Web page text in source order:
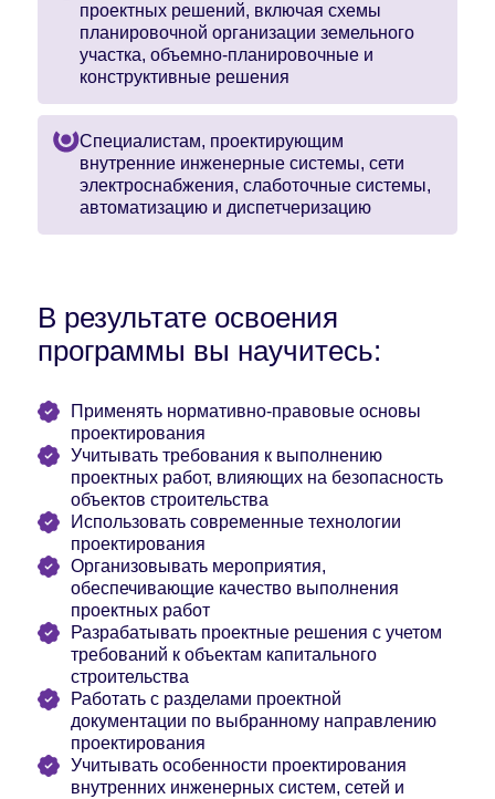
проектных решений, включая схемы
планировочной организации земельного
участка, объемно-планировочные и
конструктивные решения
Специалистам, проектирующим
внутренние инженерные системы, сети
электроснабжения, слаботочные системы,
автоматизацию и диспетчеризацию
В результате освоения
программы вы научитесь:
Применять нормативно-правовые основы
проектирования
Учитывать требования к выполнению
проектных работ, влияющих на безопасность
объектов строительства
Использовать современные технологии
проектирования
Организовывать мероприятия,
обеспечивающие качество выполнения
проектных работ
Разрабатывать проектные решения с учетом
требований к объектам капитального
строительства
Работать с разделами проектной
документации по выбранному направлению
проектирования
Учитывать особенности проектирования
внутренних инженерных систем, сетей и